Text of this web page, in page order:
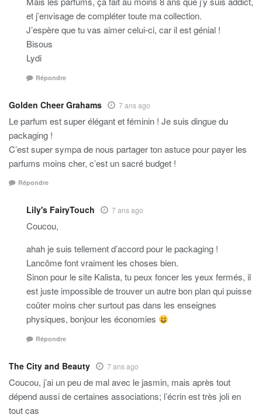
et j’envisage de compléter toute ma collection.
J’espère que tu vas aimer celui-ci, car il est génial !
Bisous
Lydi
Répondre
Golden Cheer Grahams 7 ans ago
Le parfum est super élégant et féminin ! Je suis dingue du
packaging !
C’est super sympa de nous partager ton astuce pour payer les
parfums moins cher, c’est un sacré budget !
Répondre
Lily's FairyTouch 7 ans ago
Coucou,
ahah je suis tellement d’accord pour le packaging !
Lancôme font vraiment les choses bien.
Sinon pour le site Kalista, tu peux foncer les yeux fermés, il
est juste impossible de trouver un autre bon plan qui puisse
coûter moins cher surtout pas dans les enseignes
physiques, bonjour les économies
Répondre
The City and Beauty 7 ans ago
Coucou, j’ai un peu de mal avec le jasmin, mais après tout
dépend aussi de certaines associations; l’écrin est très joli en
tout cas